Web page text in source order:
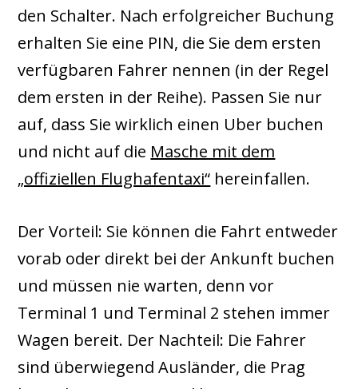
den Schalter. Nach erfolgreicher Buchung
erhalten Sie eine PIN, die Sie dem ersten
verfügbaren Fahrer nennen (in der Regel
dem ersten in der Reihe). Passen Sie nur
auf, dass Sie wirklich einen Uber buchen
und nicht auf die Masche mit dem
„offiziellen Flughafentaxi“ hereinfallen.
Der Vorteil: Sie können die Fahrt entweder
vorab oder direkt bei der Ankunft buchen
und müssen nie warten, denn vor
Terminal 1 und Terminal 2 stehen immer
Wagen bereit. Der Nachteil: Die Fahrer
sind überwiegend Ausländer, die Prag